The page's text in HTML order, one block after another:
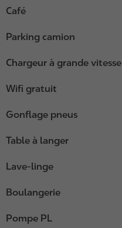
Café
Parking camion
Chargeur à grande vitesse
Wifi gratuit
Gonflage pneus
Table à langer
Lave-linge
Boulangerie
Pompe PL